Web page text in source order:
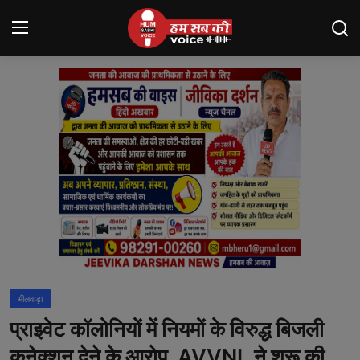
Login Register
About us
शाहपुरा
मनोरंजन
भीलवाड़ा
प्राइवेट कॉलोनियों में नियमों के विरुद्ध बिजली